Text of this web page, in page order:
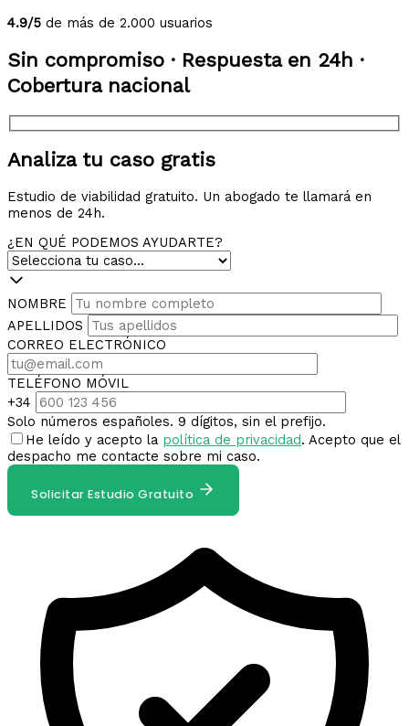
4.9/5 de más de 2.000 usuarios
Sin compromiso · Respuesta en 24h ·
Cobertura nacional
Analiza tu caso gratis
Estudio de viabilidad gratuito. Un abogado te llamará en
menos de 24h.
¿EN QUÉ PODEMOS AYUDARTE?
NOMBRE
APELLIDOS
CORREO ELECTRÓNICO
TELÉFONO MÓVIL
+34
Solo números españoles. 9 dígitos, sin el prefijo.
He leído y acepto la política de privacidad. Acepto que el
despacho me contacte sobre mi caso.
Solicitar Estudio Gratuito